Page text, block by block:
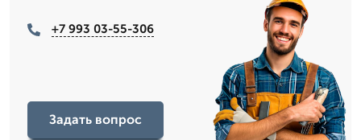
+7 993 03-55-306
Задать вопрос